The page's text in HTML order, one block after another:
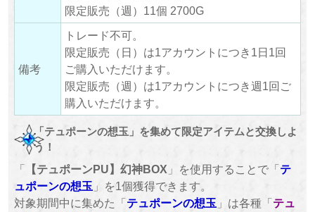
限定販売（週）11個 2700G
備考
トレード不可。
限定販売（日）は1アカウントにつき1日1回
ご購入いただけます。
限定販売（週）は1アカウントにつき週1回ご
購入いただけます。
「テュポーンの想玉」を集めて限定アイテムと交換しよ
う！
「 【テュポーンPU】幻神BOX 」を使用することで「テ
ュポーンの想玉 」を1個獲得できます。
対象期間中に集めた「テュポーンの想玉 」は各種「テュ